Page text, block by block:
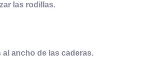
las rodillas.
ancho de las caderas.